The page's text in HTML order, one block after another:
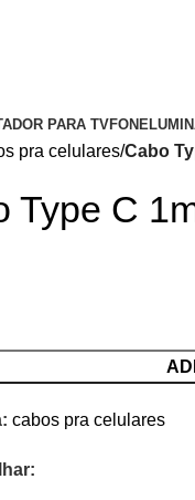
PARA TVFONE
pra celulares Cabo
Type C
cabos pra celulares